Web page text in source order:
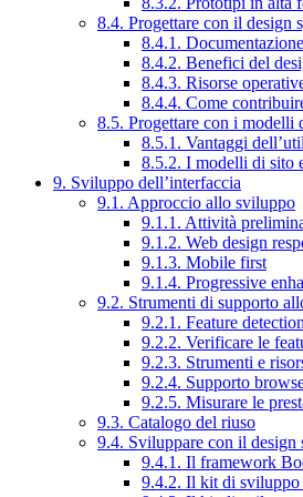
8.4. Progettare con il design
8.4.1. Documentazione
8.4.2. Benefici del
8.4.3. Risorse
8.4.4. Come
8.5. Progettare con i modelli
8.5.1. Vantaggi
8.5.2. I modelli di sito
9. Sviluppo dell’interfaccia
9.1. Approccio allo sviluppo
9.1.1. Attività
9.1.2. Web design
9.1.3. Mobile first
9.1.4. Progressive
9.2. Strumenti di supporto
9.2.1. Feature detection
9.2.2. Verificare le
9.2.3. Strumenti e
9.2.4. Supporto
9.2.5. Misurare le
9.3. Catalogo del riuso
9.4. Sviluppare con il design
9.4.1. Il framework
9.4.2. Il kit di sviluppo